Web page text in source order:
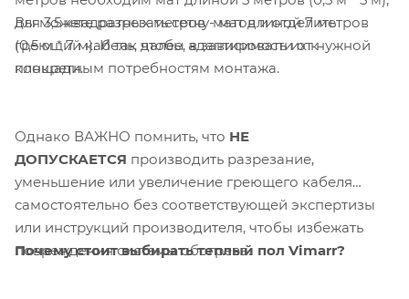
для 3,5 квадратных метров - мат длиной 7 метров
(0,5 м * 7 м). И так далее, в зависимости от нужной
площади.
Вы можете разрезать сетку матов и отделить
греющий кабель, чтобы адаптировать их к
конкретным потребностям монтажа.
Однако ВАЖНО помнить, что НЕ
ДОПУСКАЕТСЯ производить разрезание,
уменьшение или увеличение греющего кабеля
самостоятельно без соответствующей экспертизы
или инструкций производителя, чтобы избежать
повреждения системы обогрева.
Почему стоит выбирать теплый пол Vimarr?